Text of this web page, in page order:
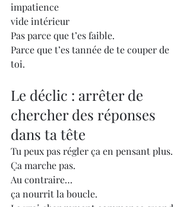
impatience
vide intérieur
Pas parce que t’es faible.
Parce que t’es tannée de te couper de
toi.
Le déclic : arrêter de
chercher des réponses
dans ta tête
Tu peux pas régler ça en pensant plus.
Ça marche pas.
Au contraire…
ça nourrit la boucle.